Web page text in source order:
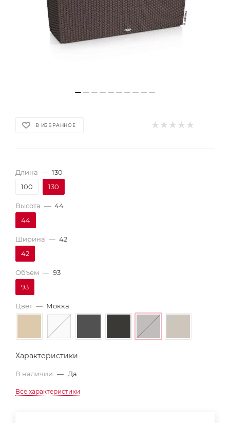
В ИЗБРАННОЕ
Длина — 130
100
130
Высота — 44
44
Ширина — 42
42
Объем — 93
93
Цвет — Мокка
Характеристики
В наличии — Да
Все характеристики